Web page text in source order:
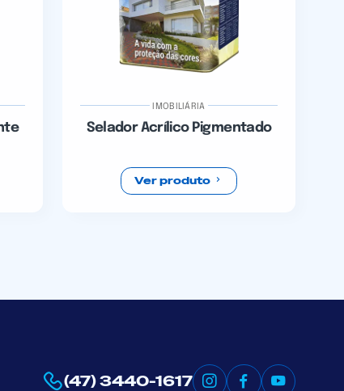
IMOBILIÁRIA
Selador Acrílico Pigmentado
Ver produto
(47) 3440-1617